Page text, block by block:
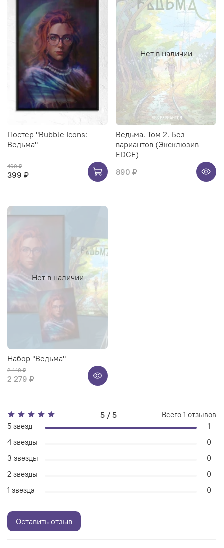
Постер "Bubble Icons:
Ведьма"
490 ₽
399 ₽
Нет в наличии
Ведьма. Том 2. Без
вариантов (Эксклюзив
EDGE)
890 ₽
Нет в наличии
Набор "Ведьма"
2 440 ₽
2 279 ₽
5 / 5 Всего 1 отзывов
5 звезд
1
4 звезды
0
3 звезды
0
2 звезды
0
1 звезда
0
Оставить отзыв